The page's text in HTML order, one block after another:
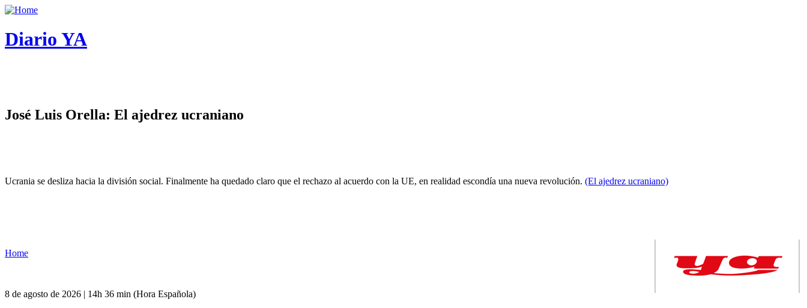
Diario YA
José Luis Orella: El ajedrez ucraniano
Ucrania se desliza hacia la división social. Finalmente ha quedado claro que el rechazo al acuerdo con la UE, en realidad escondía una nueva revolución. (El ajedrez ucraniano)
Home
8 de agosto de 2026 | 14h 36 min (Hora Española)